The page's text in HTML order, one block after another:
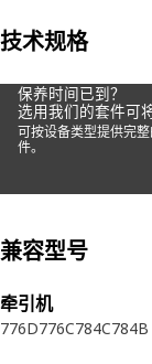
坚固的非金属中心
泄漏。
我们的滤清器专
并保障您的收益。
属性：
技术规格
保养时间已到？
选用我们的套件可
可按设备类型提供完
件。
兼容型号
牵引机
776D776C784C784B